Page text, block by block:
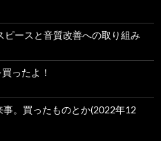
ピースと音質改善への取り組み
ったよ！
事。買ったものとか(2022年12